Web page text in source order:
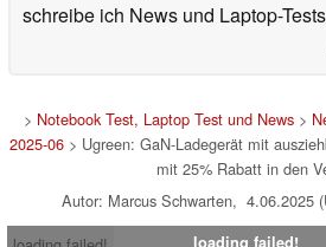
schreibe ich News und Laptop-
> Notebook Test, Laptop Test und News>
2025-06> Ugreen: GaN-Ladegerät mit
mit 25% Rabatt in den
Autor: Marcus Schwarten, 4.06.2025
loading failed!